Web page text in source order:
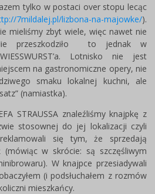
tylko w postaci over stopu lecąc
7mildalej.pl/lizbona-na-majowke/).
mieliśmy zbyt wiele, więc nawet nie
przeszkodziło to jednak w
Lotnisko nie jest
na gastronomiczne opery, nie
smaku lokalnej kuchni, ale
(namiastka).
STRAUSSA znaleźliśmy knajpkę z
stosownej do jej lokalizacji czyli
się tym, że sprzedają
(mówiąc w skrócie: są szczęśliwym
W knajpce przesiadywali
(i podsłuchałem z rozmów
mieszkańcy.